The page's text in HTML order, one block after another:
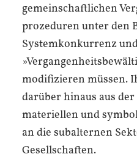
gemeinschaftlichen
prozeduren unter den
Systemkonkurrenz
modifizieren müssen.
darüber hinaus aus
materiellen und
an die subalternen
Gesellschaften.